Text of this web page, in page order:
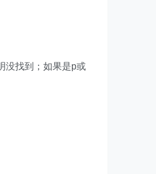
没找到；如果是p或